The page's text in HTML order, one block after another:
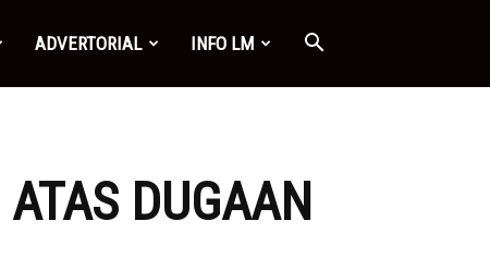
ADVERTORIAL INFO LM
DUGAAN